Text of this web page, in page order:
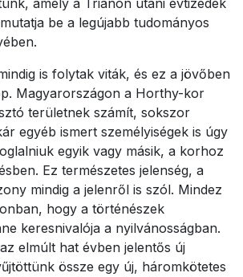
amely a Trianon utáni évtizedek
be a legújabb tudományos
is folytak viták, és ez a jövőben
Magyarországon a Horthy-kor
területnek számít, sokszor
egyéb ismert személyiségek is úgy
egyik vagy másik, a korhoz
Ez természetes jelenség, a
mindig a jelenről is szól. Mindez
hogy a történészek
keresnivalója a nyilvánosságban.
elmúlt hat évben jelentős új
össze egy új, háromkötetes